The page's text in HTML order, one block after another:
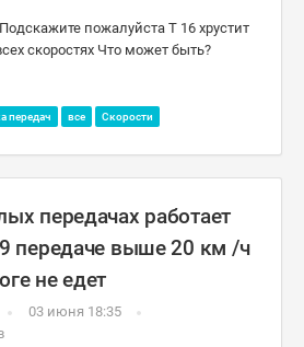
пожалуйста Т 16 хрустит
скоростях Что может быть?
передач все Скорости
передачах работает
передаче выше 20 км /ч
не едет
03 июня 18:35